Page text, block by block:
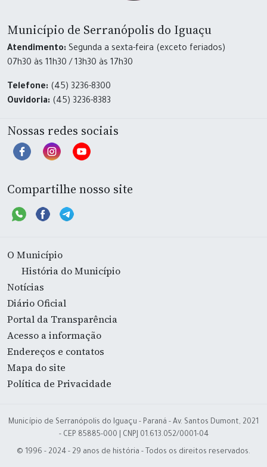
Município de Serranópolis do Iguaçu
Atendimento: Segunda a sexta-feira (exceto feriados)
07h30 às 11h30 / 13h30 às 17h30
Telefone: (45) 3236-8300
Ouvidoria: (45) 3236-8383
Nossas redes sociais
Compartilhe nosso site
O Município
História do Município
Notícias
Diário Oficial
Portal da Transparência
Acesso a informação
Endereços e contatos
Mapa do site
Política de Privacidade
Município de Serranópolis do Iguaçu - Paraná - Av. Santos Dumont, 2021
- CEP 85885-000 | CNPJ 01.613.052/0001-04
© 1996 - 2024 - 29 anos de história - Todos os direitos reservados.